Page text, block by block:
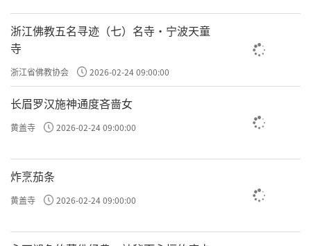
浙江佛教五名寻迹（七）名寺·宁波天童
寺
浙江省佛教协会 2026-02-24 09:00:00
长眉罗汉施神通度吝啬女
黄盖寺 2026-02-24 09:00:00
炸烹茄条
黄盖寺 2026-02-24 09:00:00